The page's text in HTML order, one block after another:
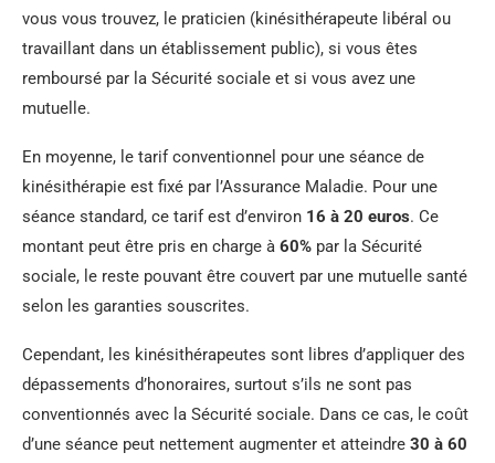
vous vous trouvez, le praticien (kinésithérapeute libéral ou
travaillant dans un établissement public), si vous êtes
remboursé par la Sécurité sociale et si vous avez une
mutuelle.
En moyenne, le tarif conventionnel pour une séance de
kinésithérapie est fixé par l’Assurance Maladie. Pour une
séance standard, ce tarif est d’environ 16 à 20 euros. Ce
montant peut être pris en charge à 60% par la Sécurité
sociale, le reste pouvant être couvert par une mutuelle santé
selon les garanties souscrites.
Cependant, les kinésithérapeutes sont libres d’appliquer des
dépassements d’honoraires, surtout s’ils ne sont pas
conventionnés avec la Sécurité sociale. Dans ce cas, le coût
d’une séance peut nettement augmenter et atteindre 30 à 60